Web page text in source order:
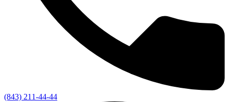
(843) 211-44-44